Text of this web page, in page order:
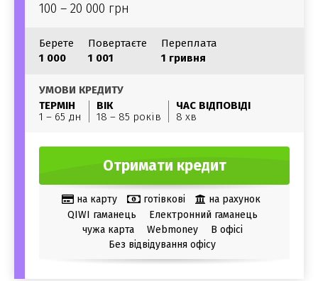
100 – 20 000 грн
Берете
1 000
Повертаєте
1 001
Переплата
1 гривня
УМОВИ КРЕДИТУ
ТЕРМІН
1 – 65 дн
ВІК
18 – 85 років
ЧАС ВІДПОВІДІ
8 хв
Отримати кредит
на карту готівкові
на рахунок
QIWI гаманець
Електронний гаманець
чужа карта
Webmoney
В офісі
Без відвідування офісу